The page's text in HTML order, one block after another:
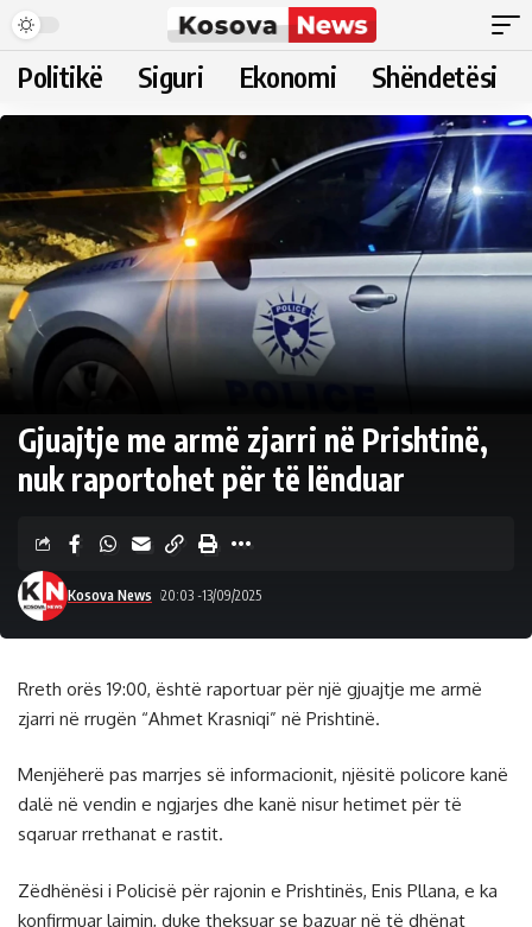
Politikë Siguri Ekonomi Shëndetësi
Gjuajtje me armë zjarri në Prishtinë,
nuk raportohet për të lënduar
Kosova News 20:03 -13/09/2025
Rreth orës 19:00, është raportuar për një gjuajtje me armë
zjarri në rrugën “Ahmet Krasniqi” në Prishtinë.
Menjëherë pas marrjes së informacionit, njësitë policore kanë
dalë në vendin e ngjarjes dhe kanë nisur hetimet për të
sqaruar rrethanat e rastit.
Zëdhënësi i Policisë për rajonin e Prishtinës, Enis Pllana, e ka
konfirmuar lajmin, duke theksuar se bazuar në të dhënat